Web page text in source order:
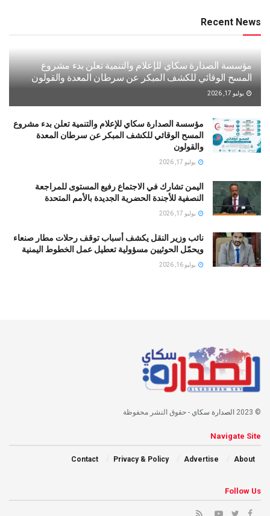
Recent News
مؤسسة الصدارة سكاي للإعلام والتنمية تعلن بدء مشروع
المسح الوقائي للكشف المبكر عن سرطان المعدة والقولون
يوليو 17, 2026
مؤسسة الصدارة سكاي للإعلام والتنمية تعلن بدء مشروع
المسح الوقائي للكشف المبكر عن سرطان المعدة
والقولون
يوليو 17, 2026
اليمن تشارك في الاجتماع رفيع المستوى للمراجعة
النصفية للأجندة الحضرية الجديدة بالأمم المتحدة
يوليو 17, 2026
نائب وزير النقل يكشف أسباب توقف رحلات مطار صنعاء
ويحمّل الحوثيين مسؤولية تعطيل عمل الخطوط اليمنية
يوليو 16, 2026
© 2023 الصدارة سكاي- حقوق النشر محفوظة
Navigate Site
About
Advertise
Privacy & Policy
Contact
Follow Us